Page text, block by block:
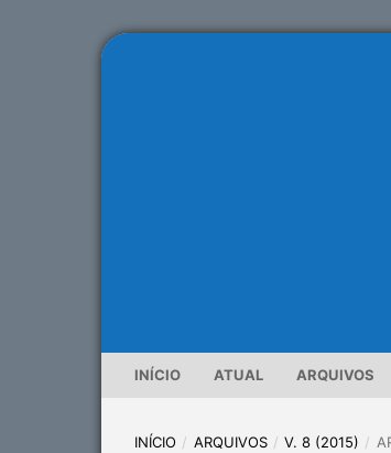
INÍCIO ATUAL ARQUIVOS
INÍCIO / ARQUIVOS / V. 8 (2015) /